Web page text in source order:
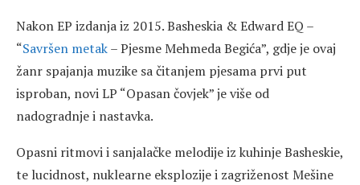
Nakon EP izdanja iz 2015. Basheskia & Edward EQ –
“Savršen metak– Pjesme Mehmeda Begića”, gdje je ovaj
žanr spajanja muzike sa čitanjem pjesama prvi put
isproban, novi LP “Opasan čovjek” je više od
nadogradnje i nastavka.
Opasni ritmovi i sanjalačke melodije iz kuhinje Basheskie,
te lucidnost, nuklearne eksplozije i zagriženost Mešine